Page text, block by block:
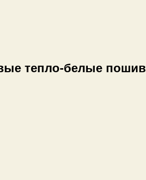
тепло-белые пошив